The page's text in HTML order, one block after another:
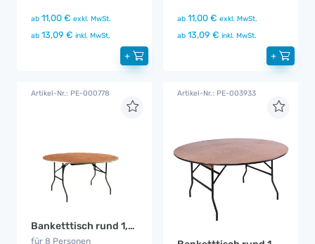
ab 11,00 € exkl. MwSt.
ab 13,09 € inkl. MwSt.
+
ab 11,00 € exkl. MwSt.
ab 13,09 € inkl. MwSt.
+
Artikel-Nr.: PE-000778
Banketttisch rund 1,5 m
für 8 Personen
Artikel-Nr.: PE-003933